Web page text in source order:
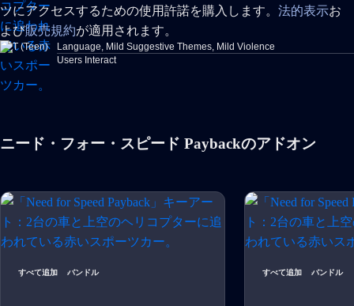
ツにアクセスするための使用許諾を購入します。 法的表示お
よび販売規約が適用されます。
Language, Mild Suggestive Themes, Mild Violence
Users Interact
ニード・フォー・スピード Paybackのアドオン
すべて追加 バンドル すべて追加 バンドル